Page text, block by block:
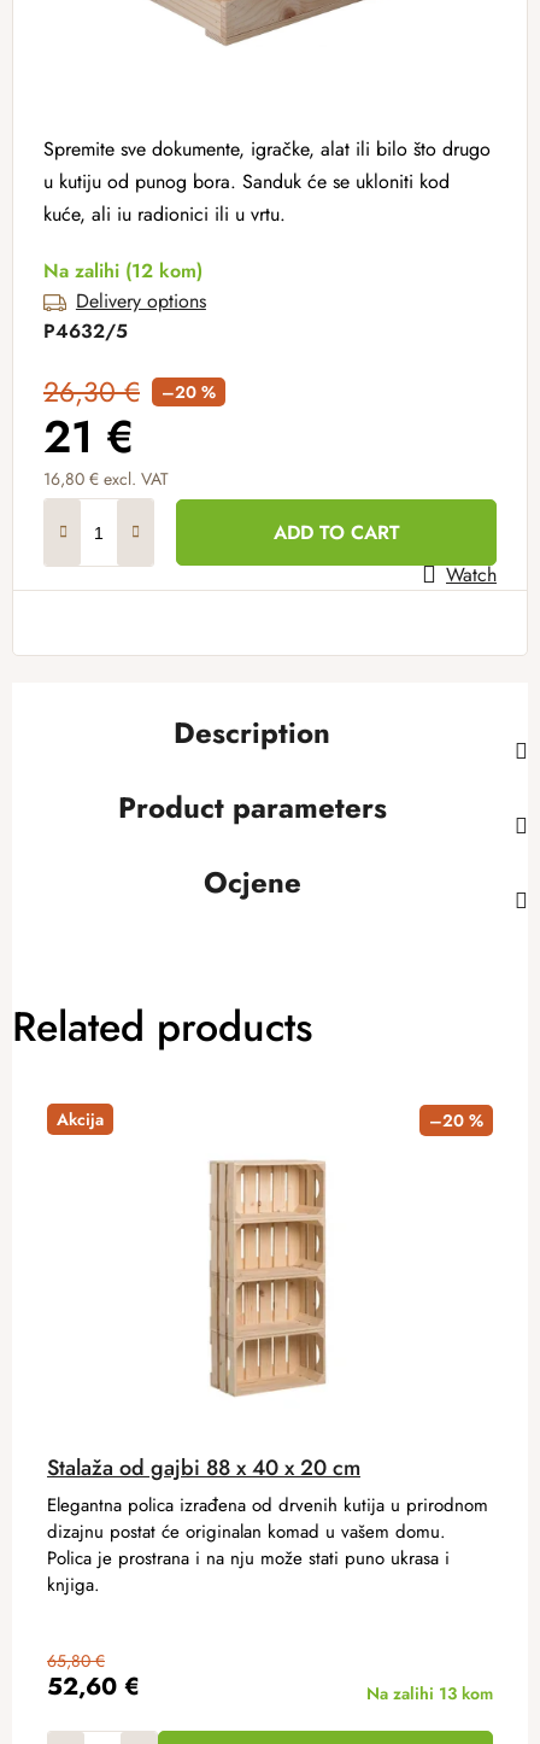
Spremite sve dokumente, igračke, alat ili bilo što drugo
u kutiju od punog bora. Sanduk će se ukloniti kod
kuće, ali iu radionici ili u vrtu.
Na zalihi (12 kom)
Delivery options
P4632/5
26,30 € –20 %
21 €
16,80 € excl. VAT
ADD TO CART
Watch
Description
Product parameters
Ocjene
Related products
Akcija –20 %
Stalaža od gajbi 88 x 40 x 20 cm
52,60 €
65,80 €
Na zalihi 13 kom
Elegantna polica izrađena od drvenih kutija u prirodnom
dizajnu postat će originalan komad u vašem domu.
Polica je prostrana i na nju može stati puno ukrasa i
knjiga.